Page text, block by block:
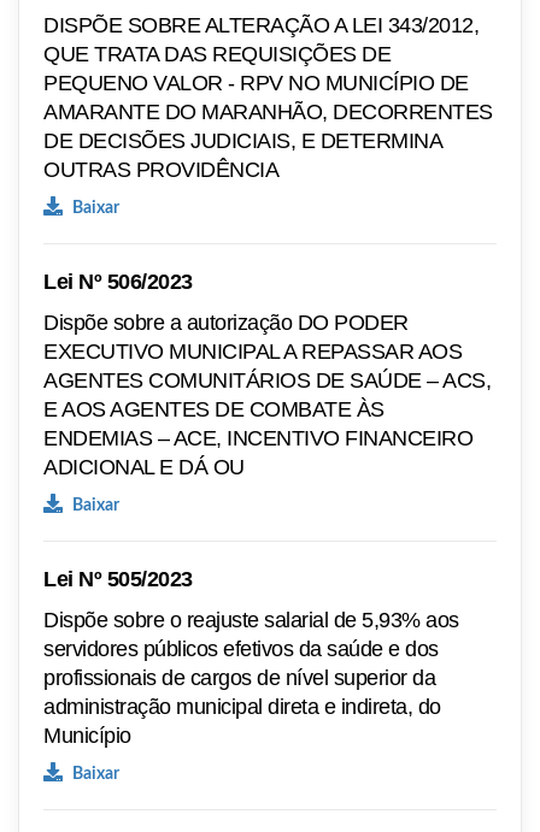
DISPÕE SOBRE ALTERAÇÃO A LEI 343/2012,
QUE TRATA DAS REQUISIÇÕES DE
PEQUENO VALOR - RPV NO MUNICÍPIO DE
AMARANTE DO MARANHÃO, DECORRENTES
DE DECISÕES JUDICIAIS, E DETERMINA
OUTRAS PROVIDÊNCIA
Baixar
Lei Nº 506/2023
Dispõe sobre a autorização DO PODER
EXECUTIVO MUNICIPAL A REPASSAR AOS
AGENTES COMUNITÁRIOS DE SAÚDE – ACS,
E AOS AGENTES DE COMBATE ÀS
ENDEMIAS – ACE, INCENTIVO FINANCEIRO
ADICIONAL E DÁ OU
Baixar
Lei Nº 505/2023
Dispõe sobre o reajuste salarial de 5,93% aos
servidores públicos efetivos da saúde e dos
profissionais de cargos de nível superior da
administração municipal direta e indireta, do
Município
Baixar